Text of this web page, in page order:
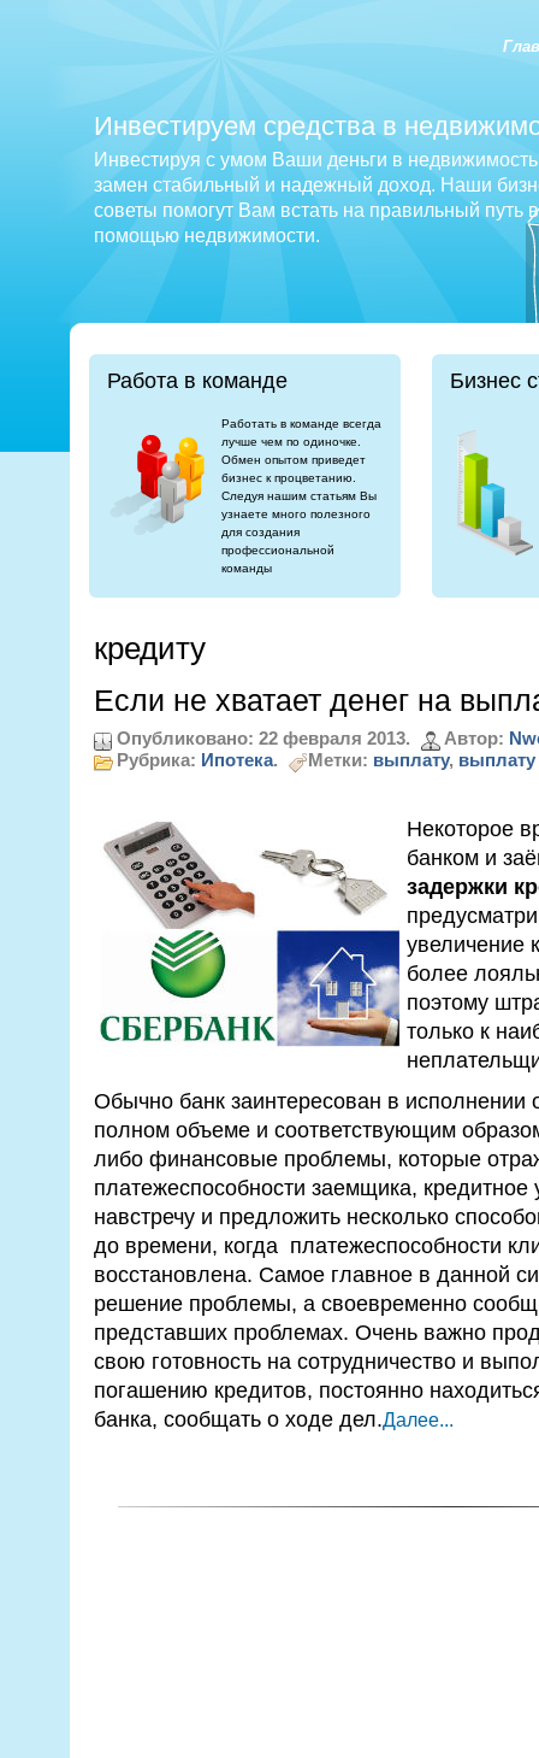
Инвестируем средства в
Инвестируя с умом Ваши деньги в
замен стабильный и надежный доход. Наши
советы помогут Вам встать на правильный путь
помощью недвижимости.
Работа в команде
Работать в команде всегда
лучше чем по одиночке.
Обмен опытом приведет
бизнес к процветанию.
Следуя нашим статьям Вы
узнаете много полезного
для создания
профессиональной
команды
Бизнес
кредиту
Если не хватает денег на
Опубликовано: 22 февраля 2013. Автор:
Рубрика: Ипотека. Метки: выплату, выплату
Некоторое
банком и
задержки
увеличение
более
поэтому
только к
Обычно банк заинтересован в исполнении
полном объеме и соответствующим
либо финансовые проблемы, которые
платежеспособности заемщика,
навстречу и предложить несколько
до времени, когда платежеспособности
восстановлена. Самое главное в данной
решение проблемы, а своевременно
представших проблемах. Очень важно
свою готовность на сотрудничество и
погашению кредитов, постоянно
банка, сообщать о ходе дел.Далее...